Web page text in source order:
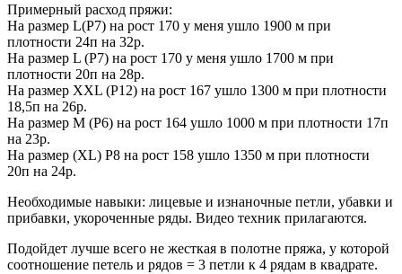
Примерный расход пряжи:
На размер L(Р7) на рост 170 у меня ушло 1900 м при
плотности 24п на 32р.
На размер L (P7) на рост 170 у меня ушло 1700 м при
плотности 20п на 28р.
На размер XXL (Р12) на рост 167 ушло 1300 м при плотности
18,5п на 26р.
На размер M (Р6) на рост 164 ушло 1000 м при плотности 17п
на 23р.
На размер (XL) Р8 на рост 158 ушло 1350 м при плотности
20п на 24р.
Необходимые навыки: лицевые и изнаночные петли, убавки и
прибавки, укороченные ряды. Видео техник прилагаются.
Подойдет лучше всего не жесткая в полотне пряжа, у которой
соотношение петель и рядов = 3 петли к 4 рядам в квадрате.